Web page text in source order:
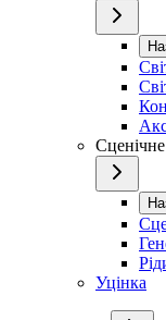
Уцінка